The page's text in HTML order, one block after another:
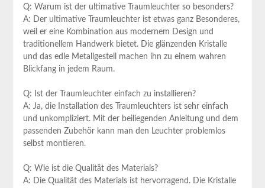
Q: Warum ist der ultimative Traumleuchter so besonders?
A: Der ultimative Traumleuchter ist etwas ganz Besonderes,
weil er‌ eine Kombination aus modernem​ Design und
traditionellem Handwerk bietet. Die ⁢glänzenden⁣ Kristalle
und das ⁢edle ⁤Metallgestell machen ihn zu einem wahren
Blickfang in jedem Raum.
Q: Ist der Traumleuchter einfach ⁣zu installieren?
A: Ja, die Installation des Traumleuchters ist ⁤sehr einfach
und unkompliziert. Mit der beiliegenden Anleitung und dem
passenden Zubehör kann man den Leuchter problemlos
‌selbst montieren.
Q: Wie ist die Qualität des Materials?
A: Die Qualität des Materials ist hervorragend. Die ‍Kristalle